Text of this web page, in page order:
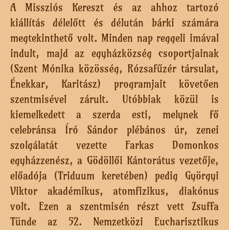
A Missziós Kereszt és az ahhoz tartozó
kiállítás délelőtt és délután bárki számára
megtekinthető volt. Minden nap reggeli imával
indult, majd az egyházközség csoportjainak
(Szent Mónika közösség, Rózsafűzér társulat,
Énekkar, Karitász) programjait követően
szentmisével zárult. Utóbbiak közül is
kiemelkedett a szerda esti, melynek fő
celebránsa Író Sándor plébános úr, zenei
szolgálatát vezette Farkas Domonkos
egyházzenész, a Gödöllői Kántorátus vezetője,
előadója (Triduum keretében) pedig Györgyi
Viktor akadémikus, atomfizikus, diakónus
volt. Ezen a szentmisén részt vett Zsuffa
Tünde az 52. Nemzetközi Eucharisztikus